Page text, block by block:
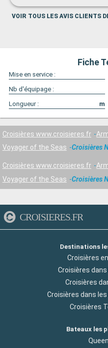
VOIR TOUS LES AVIS CLIENTS
Fiche
Mise en service :
Nb d'équipage :
Longueur :
m
Croisières www.croisieres.fr
Voyager of the Seas
Croisières
Croisières www.croisieres.fr
Voyager of the Seas
Croisières
CROISIERES.FR
Destinations
Croisières
Croisières
Croisières
Croisières dans
Croisières
Bateaux les